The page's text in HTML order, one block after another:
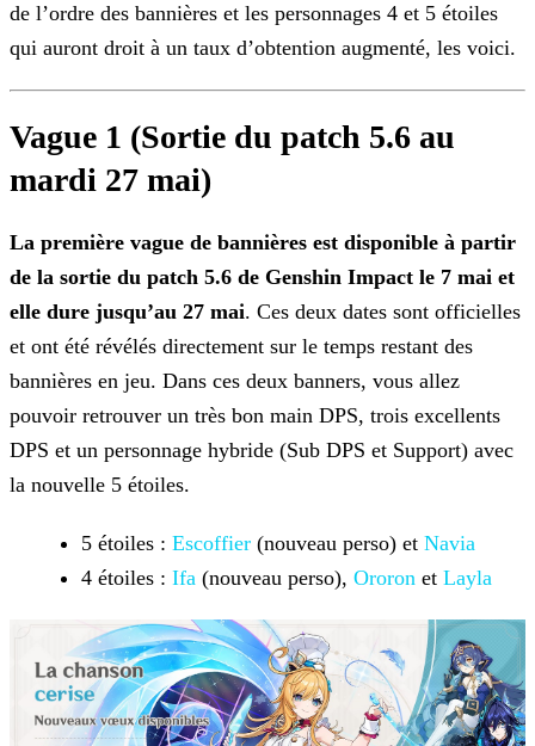
de l’ordre des bannières et les personnages 4 et 5 étoiles
qui auront droit à un taux d’obtention augmenté, les voici.
Vague 1 (Sortie du patch 5.6 au
mardi 27 mai)
La première vague de bannières est disponible à partir
de la sortie du patch 5.6 de Genshin Impact le 7 mai et
elle dure jusqu’au 27 mai. Ces deux dates sont officielles
et ont été révélés directement sur le temps restant des
bannières en jeu. Dans ces deux banners, vous allez
pouvoir retrouver un très bon main DPS, trois excellents
DPS et un personnage hybride (Sub DPS et Support) avec
la nouvelle 5 étoiles.
5 étoiles : Escoffier (nouveau perso) et Navia
4 étoiles : Ifa (nouveau perso), Ororon et Layla